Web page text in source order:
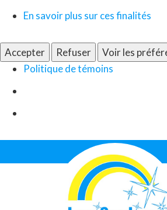
En savoir plus sur ces finalités
Accepter Refuser Voir les
Politique de témoins